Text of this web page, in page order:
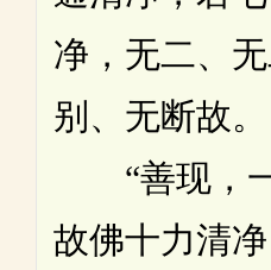
净，无二、
别、无断故。
“善现，一
故佛十力清